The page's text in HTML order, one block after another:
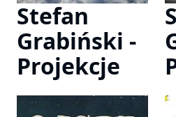
Stefan
Grabiński -
Projekcje